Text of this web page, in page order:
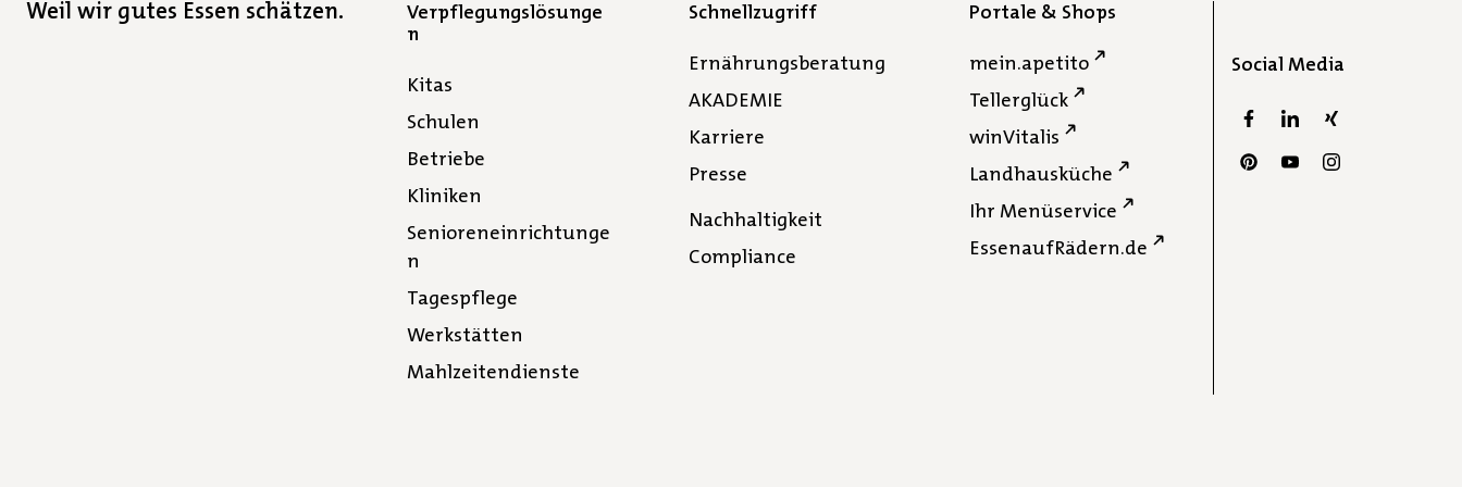
Weil wir gutes Essen schätzen.
Verpflegungslösunge
n
Kitas
Schulen
Betriebe
Kliniken
Senioreneinrichtunge
n
Tagespflege
Werkstätten
Mahlzeitendienste
Schnellzugriff
Ernährungsberatung
AKADEMIE
Karriere
Presse
Nachhaltigkeit
Compliance
Portale & Shops
mein.apetito
Tellerglück
winVitalis
Landhausküche
Ihr Menüservice
EssenaufRädern.de
Social Media